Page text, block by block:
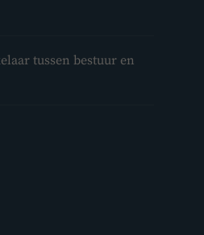
tussen bestuur en